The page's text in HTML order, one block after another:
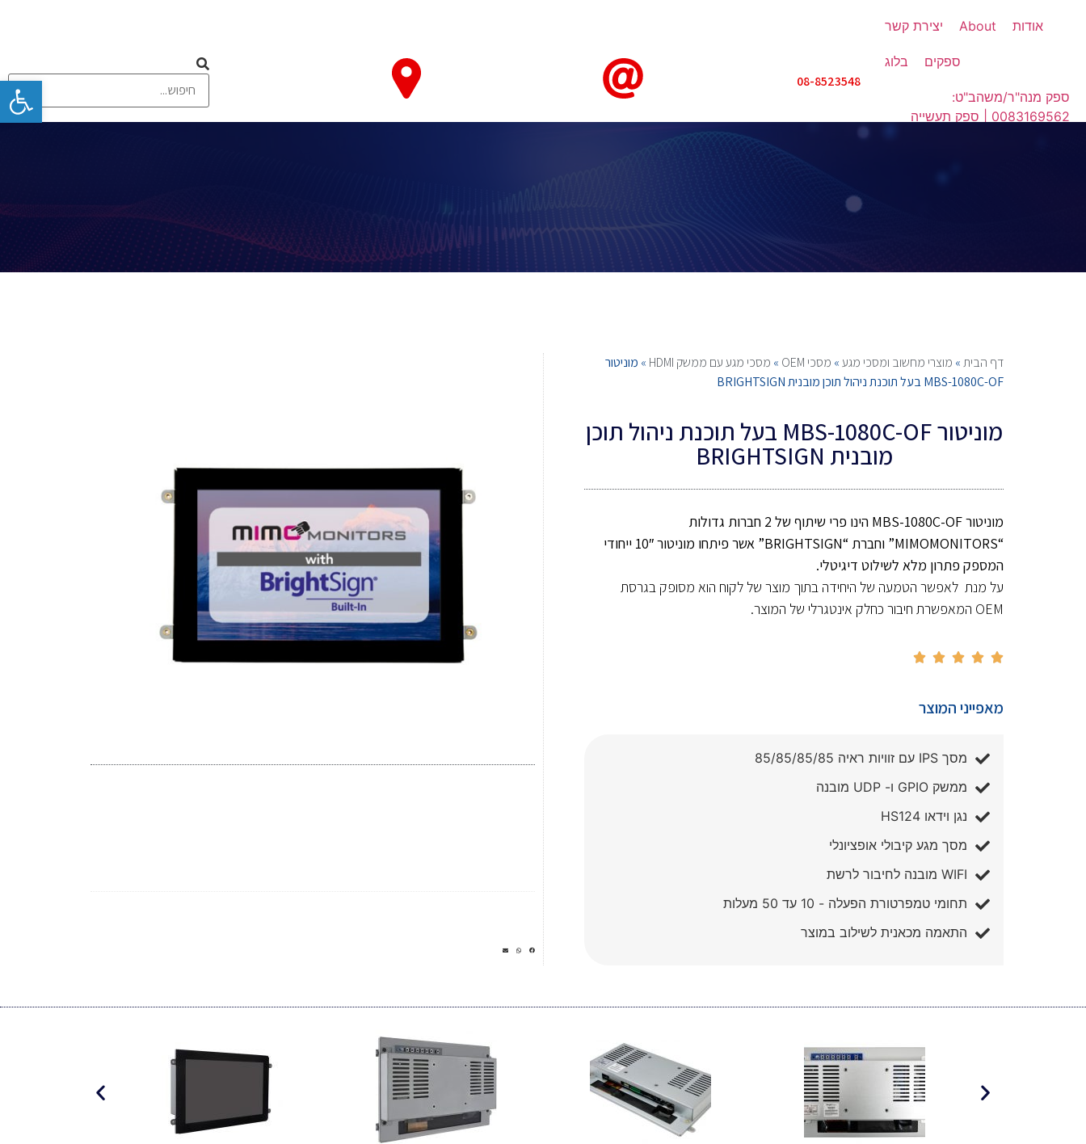
אודות About יצירת קשר
ספקים בלוג
ספק מנה"ר/משהב"ט:
0083169562 | ספק תעשייה
08-8523548
חיישנים ומערכות ניטור ובקרה תקשורת אלחוטית וסלולרית
דף הבית» מוצרי מחשוב ומסכי מגע» מסכי OEM » מסכי מגע עם ממשק HDMI » מוניטור
MBS-1080C-OF בעל תוכנת ניהול תוכן מובנית BRIGHTSIGN
מוניטור MBS-1080C-OF בעל תוכנת ניהול תוכן
מובנית BRIGHTSIGN
מוניטור
הינו פרי שיתוף של 2 חברות גדולות
“MIMOMONITORS”
וחברת “BRIGHTSIGN”
אשר פיתחו מוניטור 10″ ייחודי
המספק פתרון מלא לשילוט דיגיטלי.
על מנת לאפשר הטמעה של היחידה בתוך מוצר של לקוח הוא מסופק בגרסת
OEM המאפשרת חיבור כחלק אינטגרלי של המוצר.





מאפייני המוצר
מסך IPS עם זוויות ראיה 85/85/85/85
ממשק GPIO ו- UDP מובנה
נגן וידאו HS124
מסך מגע קיבולי אופציונלי
WIFI מובנה לחיבור לרשת
תחומי טמפרטורת הפעלה - 10 עד 50 מעלות
התאמה מכאנית לשילוב במוצר